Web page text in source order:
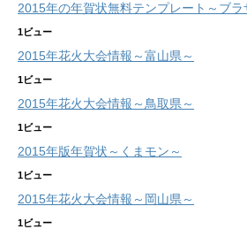
2015年の年賀状無料テンプレート～ブラ
1ビュー
2015年花火大会情報～富山県～
1ビュー
2015年花火大会情報～鳥取県～
1ビュー
2015年版年賀状～くまモン～
1ビュー
2015年花火大会情報～岡山県～
1ビュー